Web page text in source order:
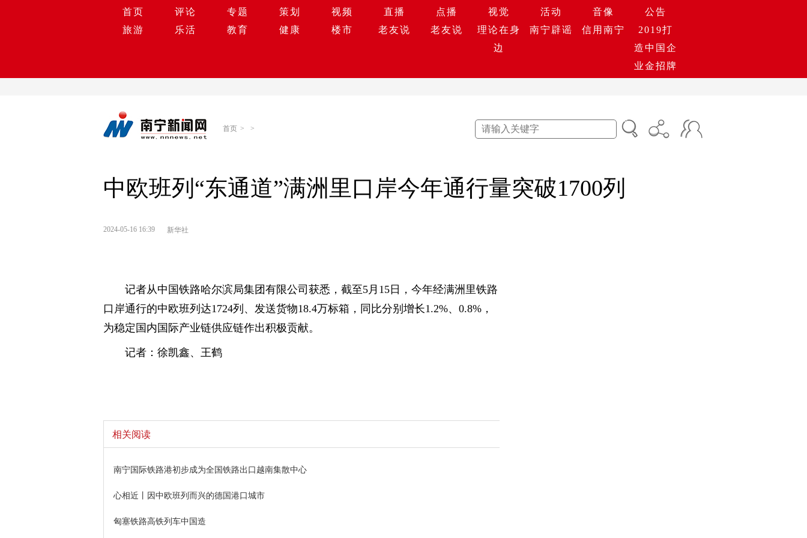
首页 评论 专题 策划 视频 直播 点播 视觉 活动 音像
公告
旅游
乐活 教育 健康 楼市 老友说 老友说
理论在身
边
南宁辟谣 信用南宁
2019打
造中国企
业金招牌
首页 > >
中欧班列“东通道”满洲里口岸今年通行量突破1700列
2024-05-16 16:39 新华社
记者从中国铁路哈尔滨局集团有限公司获悉，截至5月15日，今年经满洲里铁路
口岸通行的中欧班列达1724列、发送货物18.4万标箱，同比分别增长1.2%、0.8%，
为稳定国内国际产业链供应链作出积极贡献。
记者：徐凯鑫、王鹤
相关阅读
南宁国际铁路港初步成为全国铁路出口越南集散中心
心相近丨因中欧班列而兴的德国港口城市
匈塞铁路高铁列车中国造